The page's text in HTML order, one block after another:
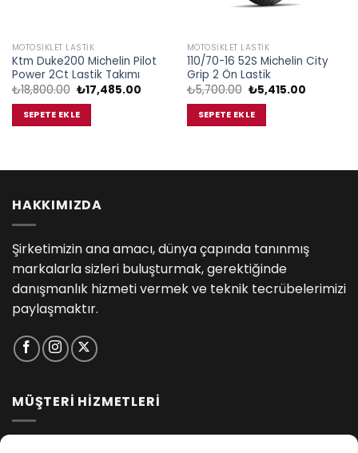
MOTOSIKLET LASTIK
Ktm Duke200 Michelin Pilot
Power 2Ct Lastik Takımı
₺18,800.00 Orijinal
fiyat:
₺18,800.00.
₺17,485.00Şu
₺17,485.00.
SEPETE EKLE
MOTOSIKLET LASTIK
110/70-16 52S Michelin City
Grip 2 Ön Lastik
₺5,700.00 Orijinal
fiyat:
₺5,700.00.
₺5,415.00Şu
SEPETE EKLE
HAKKIMIZDA
Şirketimizin ana amacı, dünya çapında tanınmış
markalarla sizleri buluşturmak, gerektiğinde
danışmanlık hizmeti vermek ve teknik tecrübelerimizi
paylaşmaktır.
MÜŞTERİ HİZMETLERİ